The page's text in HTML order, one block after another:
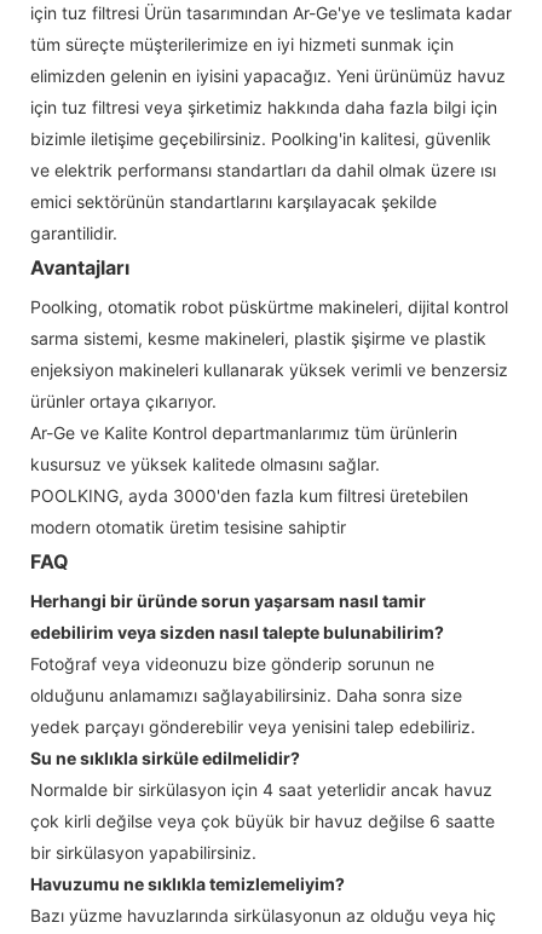
için tuz filtresi Ürün tasarımından Ar-Ge'ye ve teslimata kadar
tüm süreçte müşterilerimize en iyi hizmeti sunmak için
elimizden gelenin en iyisini yapacağız. Yeni ürünümüz havuz
için tuz filtresi veya şirketimiz hakkında daha fazla bilgi için
bizimle iletişime geçebilirsiniz. Poolking'in kalitesi, güvenlik
ve elektrik performansı standartları da dahil olmak üzere ısı
emici sektörünün standartlarını karşılayacak şekilde
garantilidir.
Avantajları
Poolking, otomatik robot püskürtme makineleri, dijital kontrol
sarma sistemi, kesme makineleri, plastik şişirme ve plastik
enjeksiyon makineleri kullanarak yüksek verimli ve benzersiz
ürünler ortaya çıkarıyor.
Ar-Ge ve Kalite Kontrol departmanlarımız tüm ürünlerin
kusursuz ve yüksek kalitede olmasını sağlar.
POOLKING, ayda 3000'den fazla kum filtresi üretebilen
modern otomatik üretim tesisine sahiptir
FAQ
Herhangi bir üründe sorun yaşarsam nasıl tamir
edebilirim veya sizden nasıl talepte bulunabilirim?
Fotoğraf veya videonuzu bize gönderip sorunun ne
olduğunu anlamamızı sağlayabilirsiniz. Daha sonra size
yedek parçayı gönderebilir veya yenisini talep edebiliriz.
Su ne sıklıkla sirküle edilmelidir?
Normalde bir sirkülasyon için 4 saat yeterlidir ancak havuz
çok kirli değilse veya çok büyük bir havuz değilse 6 saatte
bir sirkülasyon yapabilirsiniz.
Havuzumu ne sıklıkla temizlemeliyim?
Bazı yüzme havuzlarında sirkülasyonun az olduğu veya hiç